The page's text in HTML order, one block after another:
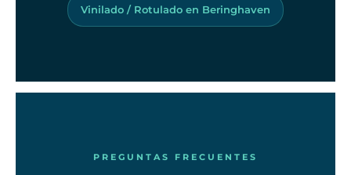
Vinilado / Rotulado en Beringhaven
PREGUNTAS FRECUENTES